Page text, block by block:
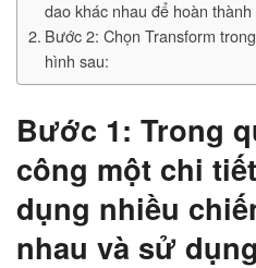
dao khác nhau để hoàn thành
Bước 2: Chọn Transform
hình sau:
Bước 1: Trong
công một chi
dụng nhiều
nhau và sử